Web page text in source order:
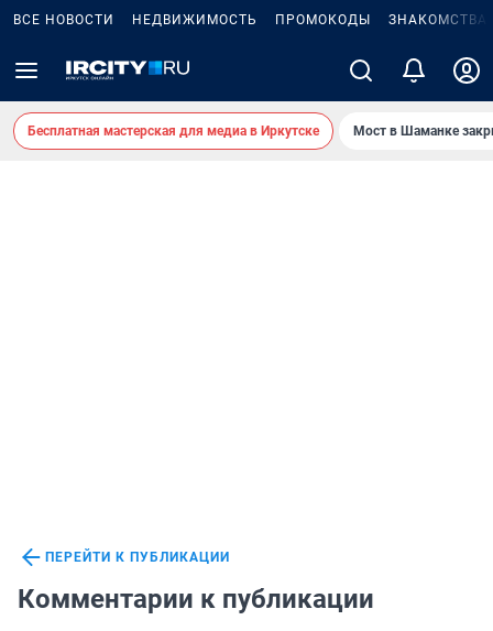
ВСЕ НОВОСТИ НЕДВИЖИМОСТЬ ПРОМОКОДЫ ЗНАКОМСТВА
Бесплатная мастерская для медиа в Иркутске Мост в Шаманке
ПЕРЕЙТИ К ПУБЛИКАЦИИ
Комментарии к публикации